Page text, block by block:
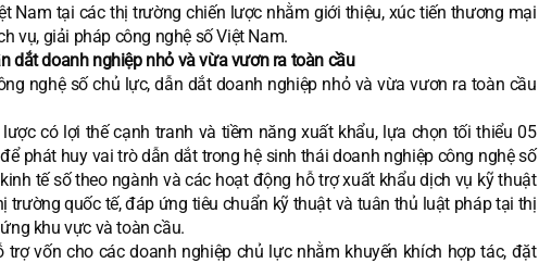
Nam tại các thị trường chiến lược nhằm giới thiệu, xúc tiến thương mại
vụ, giải pháp công nghệ số Việt Nam.
dắt doanh nghiệp nhỏ và vừa vươn ra toàn cầu
nghệ số chủ lực, dẫn dắt doanh nghiệp nhỏ và vừa vươn ra toàn cầu
có lợi thế cạnh tranh và tiềm năng xuất khẩu, lựa chọn tối thiểu 05
phát huy vai trò dẫn dắt trong hệ sinh thái doanh nghiệp công nghệ số
tế số theo ngành và các hoạt động hỗ trợ xuất khẩu dịch vụ kỹ thuật
quốc tế, đáp ứng tiêu chuẩn kỹ thuật và tuân thủ luật pháp tại thị
khu vực và toàn cầu.
vốn cho các doanh nghiệp chủ lực nhằm khuyến khích hợp tác, đặt